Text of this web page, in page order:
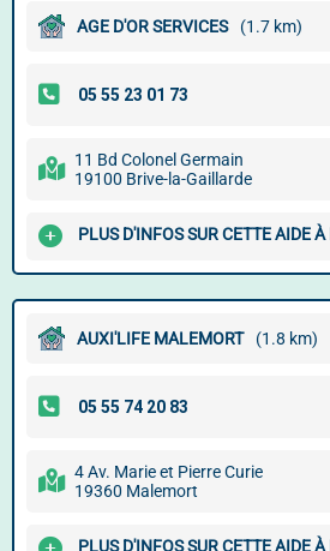
AGE D'OR SERVICES (1.7 km)
11 Bd Colonel Germain
19100 Brive-la-Gaillarde
PLUS D'INFOS SUR CETTE AIDE
AUXI'LIFE MALEMORT (1.8 km)
4 Av. Marie et Pierre Curie
19360 Malemort
PLUS D'INFOS SUR CETTE AIDE